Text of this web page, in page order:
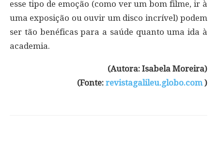
esse tipo de emoção (como ver um bom filme, ir à
uma exposição ou ouvir um disco incrível) podem
ser tão benéficas para a saúde quanto uma ida à
academia.
(Autora: Isabela Moreira)
(Fonte: revistagalileu.globo.com)